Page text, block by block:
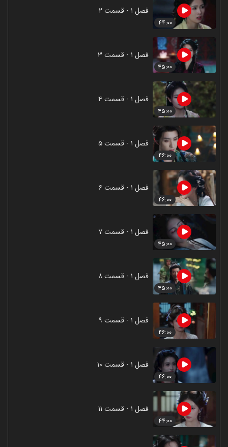
۴۴:۰۰
فصل ۱ - قسمت ۲
۴۵:۰۰
فصل ۱ - قسمت ۳
۴۵:۰۰
فصل ۱ - قسمت ۴
۴۶:۰۰
فصل ۱ - قسمت ۵
۴۶:۰۰
فصل ۱ - قسمت ۶
۴۵:۰۰
فصل ۱ - قسمت ۷
۴۵:۰۰
فصل ۱ - قسمت ۸
۴۶:۰۰
فصل ۱ - قسمت ۹
۴۶:۰۰
فصل ۱ - قسمت ۱۰
۴۴:۰۰
فصل ۱ - قسمت ۱۱